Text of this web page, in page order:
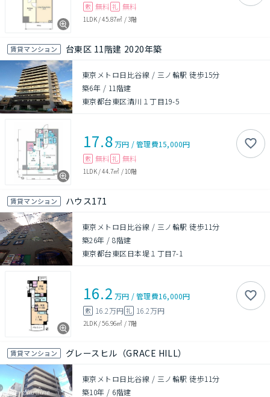
敷 無料 礼 無料
1LDK/45.87㎡ /3階
賃貸マンション 台東区 11階建 2020年築
東京メトロ日比谷線 / 三ノ輪駅 徒歩15分
築6年 / 11階建
東京都台東区清川１丁目19-5
17.8万円 /管理費15,000円
敷 無料 礼 無料
1LDK/44.7㎡ / 10階
賃貸マンション ハウス171
東京メトロ日比谷線 / 三ノ輪駅 徒歩11分
築26年 /8階建
東京都台東区日本堤１丁目7-1
16.2 万円 /管理費16,000円
敷 16.2万円 礼 16.2万円
2LDK/56.96㎡ /7階
賃貸マンション グレースヒル（GRACE HILL）
東京メトロ日比谷線 / 三ノ輪駅 徒歩11分
築10年 / 6階建